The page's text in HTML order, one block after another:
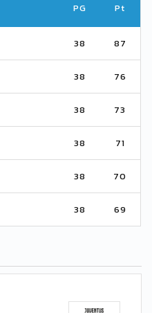
PG Pt
38 87
38 76
38 73
38 71
38 70
38 69